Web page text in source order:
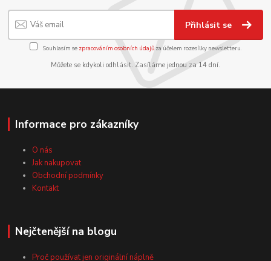
Přihlásit se
Souhlasím se zpracováním osobních údajůza účelem rozesílky newsletteru.
Můžete se kdykoli odhlásit. Zasíláme jednou za 14 dní.
Informace pro zákazníky
O nás
Jak nakupovat
Obchodní podmínky
Kontakt
Nejčtenější na blogu
Proč používat jen originální náplně